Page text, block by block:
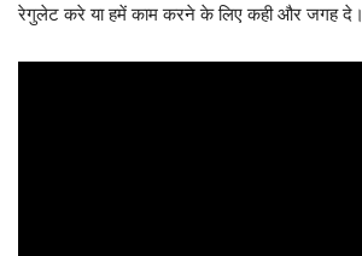
रेगुलेट करे या हमें काम करने के लिए कही और जगह दे।